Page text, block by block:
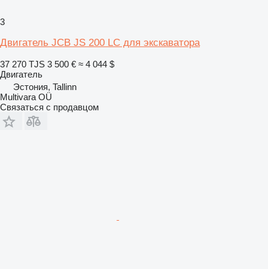
3
Двигатель JCB JS 200 LC для экскаватора
37 270 TJS 3 500 € ≈ 4 044 $
Двигатель
Эстония, Tallinn
Multivara OÜ
Связаться с продавцом